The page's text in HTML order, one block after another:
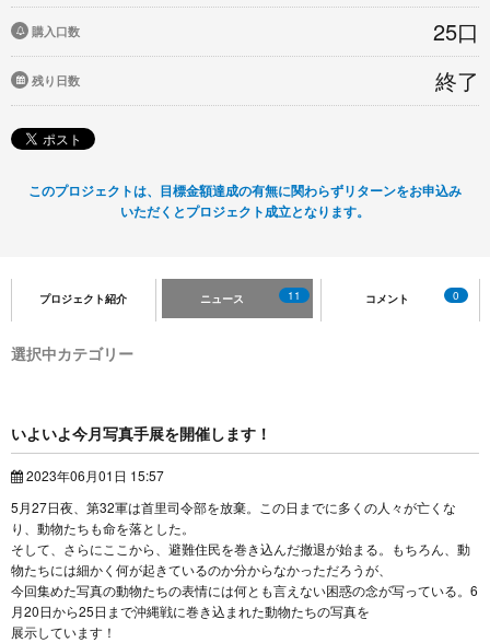
購入口数 25口
残り日数 終了
このプロジェクトは、目標金額達成の有無に関わらずリターンをお申込み
いただくとプロジェクト成立となります。
プロジェクト紹介 ニュース 11 コメント 0
選択中カテゴリー
いよいよ今月写真手展を開催します！
2023年06月01日 15:57
5月27日夜、第32軍は首里司令部を放棄。この日までに多くの人々が亡くな
り、動物たちも命を落とした。
そして、さらにここから、避難住民を巻き込んだ撤退が始まる。もちろん、動
物たちには細かく何が起きているのか分からなかっただろうが、
今回集めた写真の動物たちの表情には何とも言えない困惑の念が写っている。6
月20日から25日まで沖縄戦に巻き込まれた動物たちの写真を
展示しています！